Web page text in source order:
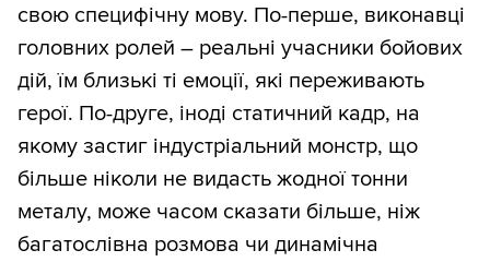
свою специфічну мову. По-перше, виконавці
головних ролей – реальні учасники бойових
дій, їм близькі ті емоції, які переживають
герої. По-друге, іноді статичний кадр, на
якому застиг індустріальний монстр, що
більше ніколи не видасть жодної тонни
металу, може часом сказати більше, ніж
багатослівна розмова чи динамічна